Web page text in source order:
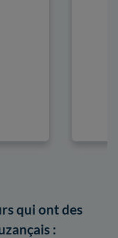
qui ont des
: